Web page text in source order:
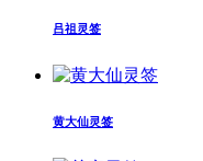
吕祖灵签
黄大仙灵签